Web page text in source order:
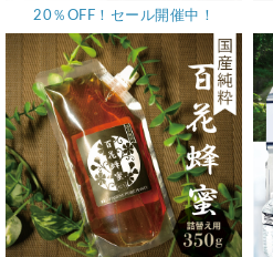
20％OFF！セール開催中！